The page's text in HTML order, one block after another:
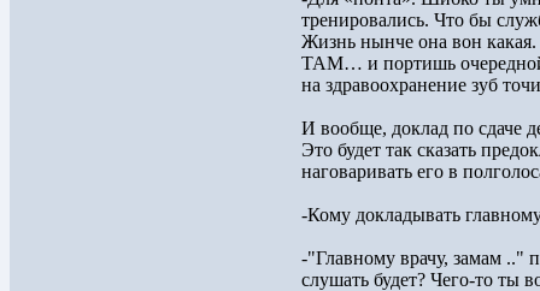
тренировались. Что бы
Жизнь нынче она вон
ТАМ… и портишь очередной
на здравоохранение зуб
И вообще, доклад по сдаче
Это будет так сказать
наговаривать его в
-Кому докладывать
-"Главному врачу, замам .."
слушать будет? Чего-то ты